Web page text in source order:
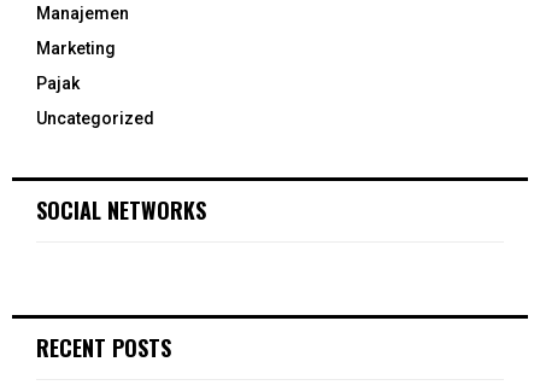
Manajemen
Marketing
Pajak
Uncategorized
SOCIAL NETWORKS
RECENT POSTS